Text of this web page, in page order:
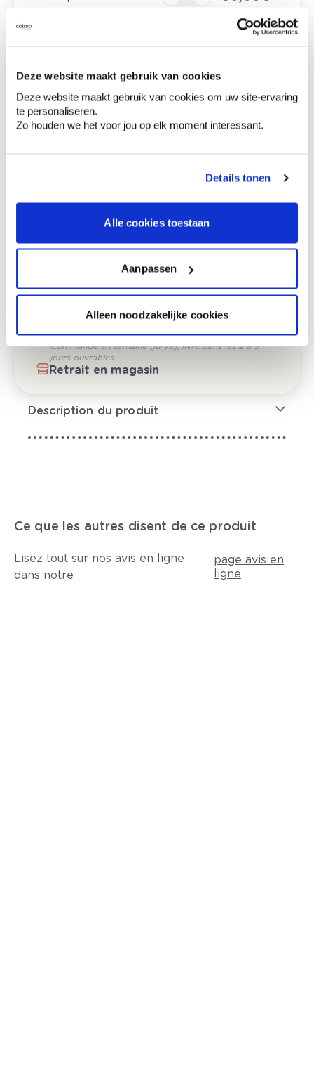
Deze website maakt gebruik van cookies
Deze website maakt gebruik van cookies om uw site-ervaring
te personaliseren.
Zo houden we het voor jou op elk moment interessant.
Details tonen
Alle cookies toestaan
Aanpassen
Alleen noodzakelijke cookies
100,00 €
chèque-cadeau €150 150,00 €
chèque-cadeau
200,00 €
120,00 €
Ajouter au panier
Options de livraison
Livraison à domicile
Commandé en semaine (lu-ve), livré dans les 2 à 3
jours ouvrables.
Retrait en magasin
Description du produit
Ce que les autres disent de ce produit
Lisez tout sur nos avis en ligne
dans notre
page avis en
ligne